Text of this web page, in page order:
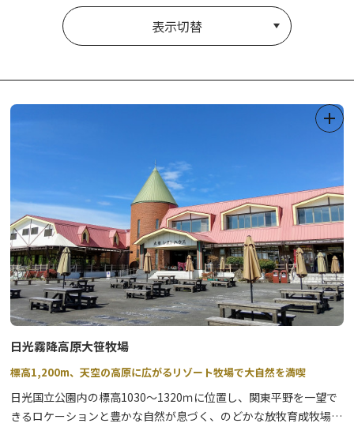
表示切替
日光霧降高原大笹牧場
標高1,200m、天空の高原に広がるリゾート牧場で大自然を満喫
日光国立公園内の標高1030～1320ｍに位置し、関東平野を一望で
きるロケーションと豊かな自然が息づく、のどかな放牧育成牧場。